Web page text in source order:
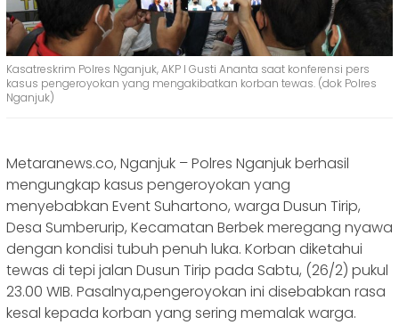
Kasatreskrim Polres Nganjuk, AKP I Gusti Ananta saat konferensi pers
kasus pengeroyokan yang mengakibatkan korban tewas. (dok Polres
Nganjuk)
Metaranews.co, Nganjuk – Polres Nganjuk berhasil
mengungkap kasus pengeroyokan yang
menyebabkan Event Suhartono, warga Dusun Tirip,
Desa Sumberurip, Kecamatan Berbek meregang nyawa
dengan kondisi tubuh penuh luka. Korban diketahui
tewas di tepi jalan Dusun Tirip pada Sabtu, (26/2) pukul
23.00 WIB. Pasalnya,pengeroyokan ini disebabkan rasa
kesal kepada korban yang sering memalak warga.